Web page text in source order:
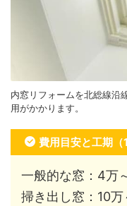
内窓リフォームを北総線沿
用がかかります。
費用目安と工期（
一般的な窓：4万
掃き出し窓：10